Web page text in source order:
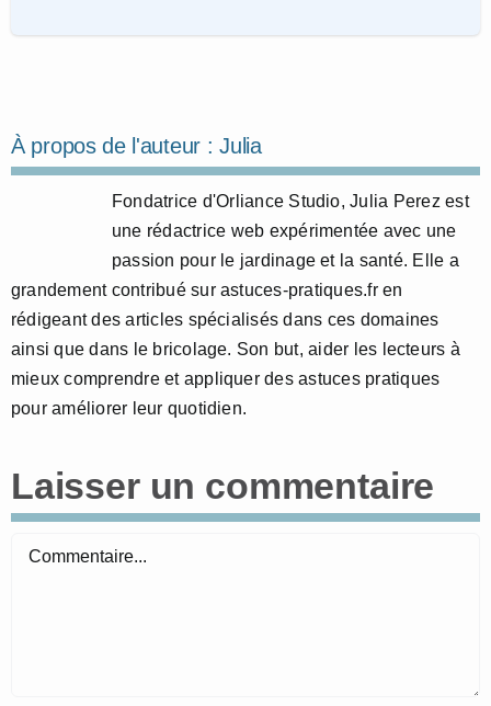
À propos de l'auteur :Julia
Fondatrice d'Orliance Studio, Julia Perez est
une rédactrice web expérimentée avec une
passion pour le jardinage et la santé. Elle a
grandement contribué sur astuces-pratiques.fr en
rédigeant des articles spécialisés dans ces domaines
ainsi que dans le bricolage. Son but, aider les lecteurs à
mieux comprendre et appliquer des astuces pratiques
pour améliorer leur quotidien.
Laisser un commentaire
Commentaire